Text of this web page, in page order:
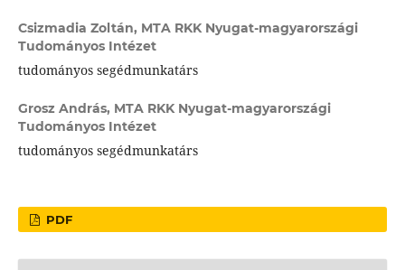
Csizmadia Zoltán, MTA RKK Nyugat-magyarországi
Tudományos Intézet
tudományos segédmunkatárs
Grosz András, MTA RKK Nyugat-magyarországi
Tudományos Intézet
tudományos segédmunkatárs
PDF